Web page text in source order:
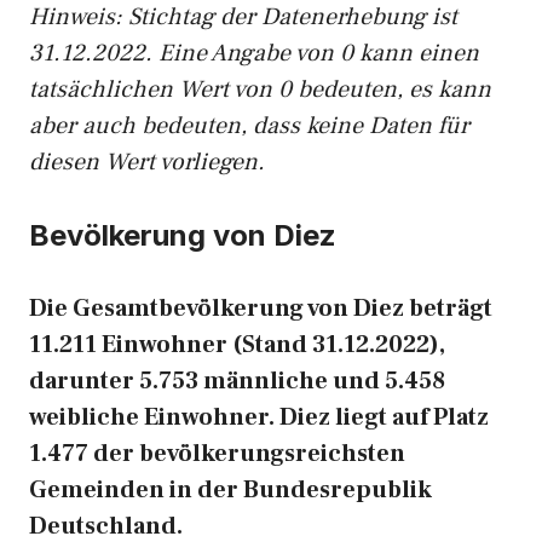
Hinweis: Stichtag der Datenerhebung ist
31.12.2022. Eine Angabe von 0 kann einen
tatsächlichen Wert von 0 bedeuten, es kann
aber auch bedeuten, dass keine Daten für
diesen Wert vorliegen.
Bevölkerung von Diez
Die Gesamtbevölkerung von Diez beträgt
11.211 Einwohner (Stand 31.12.2022),
darunter 5.753 männliche und 5.458
weibliche Einwohner. Diez liegt auf Platz
1.477 der bevölkerungsreichsten
Gemeinden in der Bundesrepublik
Deutschland.